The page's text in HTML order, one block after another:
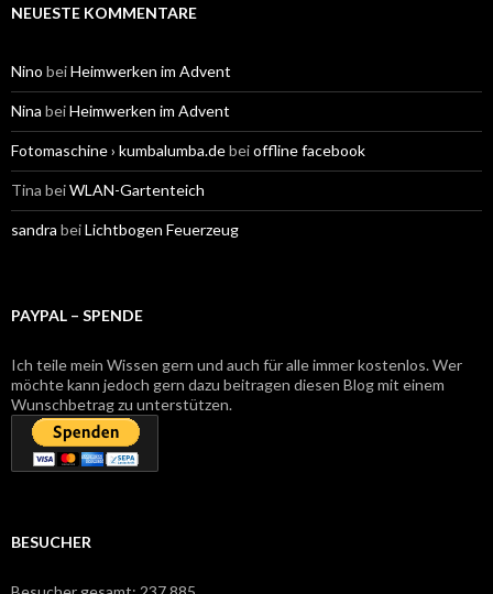
NEUESTE KOMMENTARE
Nino beiHeimwerken im Advent
Nina beiHeimwerken im Advent
Fotomaschine › kumbalumba.debeioffline facebook
Tina beiWLAN-Gartenteich
sandra beiLichtbogen Feuerzeug
PAYPAL – SPENDE
Ich teile mein Wissen gern und auch für alle immer kostenlos. Wer
möchte kann jedoch gern dazu beitragen diesen Blog mit einem
Wunschbetrag zu unterstützen.
BESUCHER